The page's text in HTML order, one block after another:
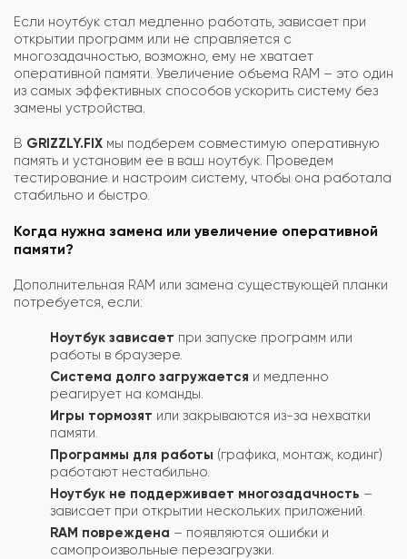
Если ноутбук стал медленно работать, зависает при
открытии программ или не справляется с
многозадачностью, возможно, ему не хватает
оперативной памяти. Увеличение объема RAM – это один
из самых эффективных способов ускорить систему без
замены устройства.
В GRIZZLY.FIX мы подберем совместимую оперативную
память и установим ее в ваш ноутбук. Проведем
тестирование и настроим систему, чтобы она работала
стабильно и быстро.
Когда нужна замена или увеличение оперативной
памяти?
Дополнительная RAM или замена существующей планки
потребуется, если:
Ноутбук зависает при запуске программ или
работы в браузере.
Система долго загружается и медленно
реагирует на команды.
Игры тормозят или закрываются из-за нехватки
памяти.
Программы для работы (графика, монтаж, кодинг)
работают нестабильно.
Ноутбук не поддерживает многозадачность –
зависает при открытии нескольких приложений.
RAM повреждена – появляются ошибки и
самопроизвольные перезагрузки.